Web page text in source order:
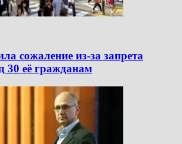
сожаление из-за запрета
30 её гражданам